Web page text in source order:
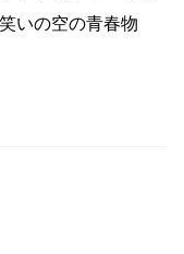
いの空の青春物